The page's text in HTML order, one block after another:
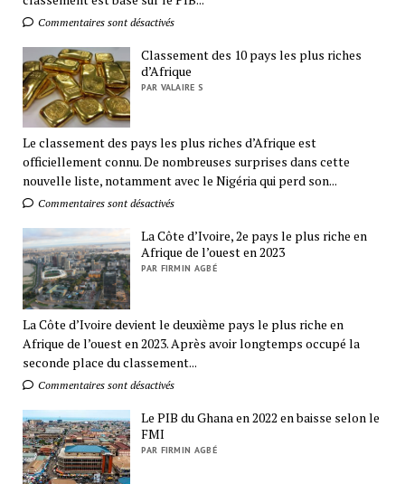
Commentaires sont désactivés
Classement des 10 pays les plus riches
d’Afrique
PAR VALAIRE S
Le classement des pays les plus riches d’Afrique est
officiellement connu. De nombreuses surprises dans cette
nouvelle liste, notamment avec le Nigéria qui perd son...
Commentaires sont désactivés
La Côte d’Ivoire, 2e pays le plus riche en
Afrique de l’ouest en 2023
PAR FIRMIN AGBÉ
La Côte d’Ivoire devient le deuxième pays le plus riche en
Afrique de l’ouest en 2023. Après avoir longtemps occupé la
seconde place du classement...
Commentaires sont désactivés
Le PIB du Ghana en 2022 en baisse selon le
FMI
PAR FIRMIN AGBÉ